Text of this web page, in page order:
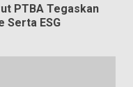
PTBA Tegaskan
Serta ESG